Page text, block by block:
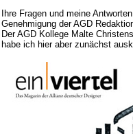
Ihre Fragen und meine
Genehmigung der AGD
Der AGD Kollege Malte
habe ich hier aber zunächst